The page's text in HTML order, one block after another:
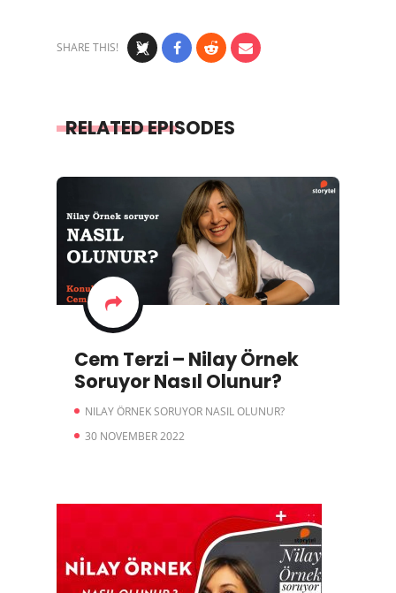
SHARE THIS!
RELATED EPISODES
Cem Terzi – Nilay Örnek
Soruyor Nasıl Olunur?
NILAY ÖRNEK SORUYOR NASIL OLUNUR?
30 NOVEMBER 2022